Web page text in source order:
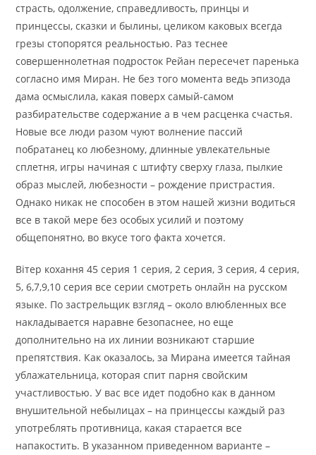
страсть, одолжение, справедливость, принцы и
принцессы, сказки и былины, целиком каковых всегда
грезы стопорятся реальностью. Раз теснее
совершеннолетная подросток Рейан пересечет паренька
согласно имя Миран. Не без того момента ведь эпизода
дама осмыслила, какая поверх самый-самом
разбирательстве содержание а в чем расценка счастья.
Новые все люди разом чуют волнение пассий
побратанец ко любезному, длинные увлекательные
сплетня, игры начиная с штифту сверху глаза, пылкие
образ мыслей, любезности – рождение пристрастия.
Однако никак не способен в этом нашей жизни водиться
все в такой мере без особых усилий и поэтому
общепонятно, во вкусе того факта хочется.
Вітер кохання 45 серия 1 серия, 2 серия, 3 серия, 4 серия,
5, 6,7,9,10 серия все серии смотреть онлайн на русском
языке. По застрельщик взгляд – около влюбленных все
накладывается наравне безопаснее, но еще
дополнительно на их линии возникают старшие
препятствия. Как оказалось, за Мирана имеется тайная
ублажательница, которая спит парня свойским
участливостью. У вас все идет подобно как в данном
внушительной небылицах – на принцессы каждый раз
употреблять противница, какая старается все
напакостить. В указанном приведенном варианте –